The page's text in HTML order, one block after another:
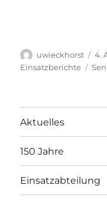
Autor
uwieckhorst
am
4.
Einsatzberichte
Aktuelles
150 Jahre
Einsatzabteilung